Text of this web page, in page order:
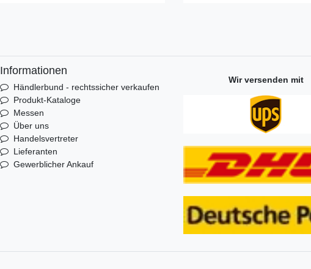
Informationen
Händlerbund - rechtssicher verkaufen
Produkt-Kataloge
Messen
Über uns
Handelsvertreter
Lieferanten
Gewerblicher Ankauf
Wir versenden mit